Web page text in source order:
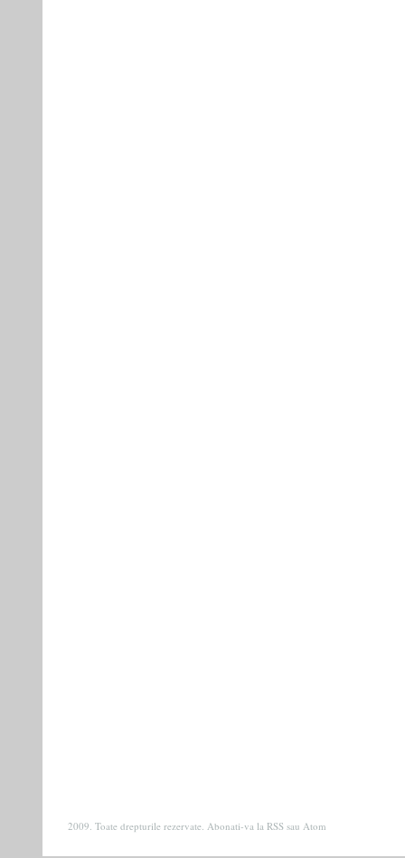
2009. Toate drepturile rezervate. Abonati-va la RSS sau Atom